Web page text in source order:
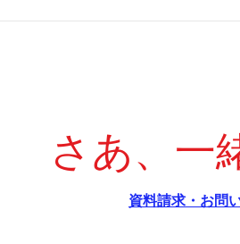
さあ、一
資料請求・お問